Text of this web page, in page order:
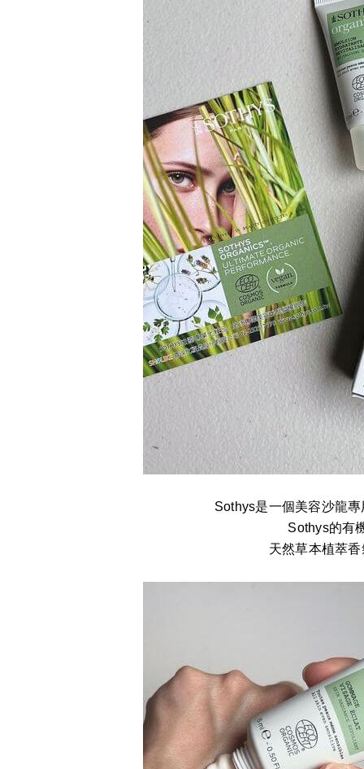
Sothys是一個美容沙龍
Sothys的有
天然草本植萃